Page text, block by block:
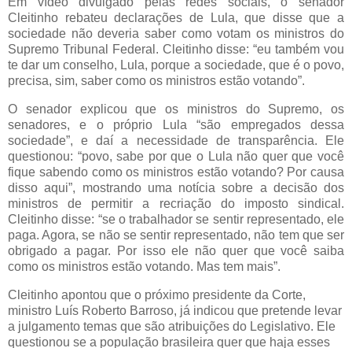
Cleitinho rebateu declarações de Lula, que disse que a
sociedade não deveria saber como votam os ministros do
Supremo Tribunal Federal. Cleitinho disse: “eu também vou
te dar um conselho, Lula, porque a sociedade, que é o povo,
precisa, sim, saber como os ministros estão votando”.
O senador explicou que os ministros do Supremo, os
senadores, e o próprio Lula “são empregados dessa
sociedade”, e daí a necessidade de transparência. Ele
questionou: “povo, sabe por que o Lula não quer que você
fique sabendo como os ministros estão votando? Por causa
disso aqui”, mostrando uma notícia sobre a decisão dos
ministros de permitir a recriação do imposto sindical.
Cleitinho disse: “se o trabalhador se sentir representado, ele
paga. Agora, se não se sentir representado, não tem que ser
obrigado a pagar. Por isso ele não quer que você saiba
como os ministros estão votando. Mas tem mais”.
Cleitinho apontou que o próximo presidente da Corte,
ministro Luís Roberto Barroso, já indicou que pretende levar
a julgamento temas que são atribuições do Legislativo. Ele
questionou se a população brasileira quer que haja esses